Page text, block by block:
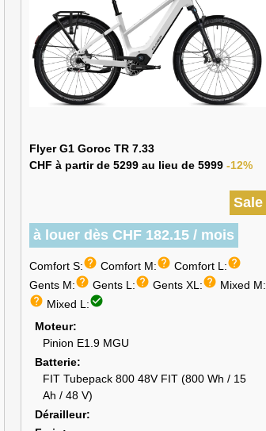
Flyer G1 Goroc TR 7.33
CHF à partir de 5299 au lieu de 5999 -12%
Sale
à louer dès CHF 182.15 / mois
Comfort S:help Comfort M:help Comfort L:help
Gents M:help Gents L:help Gents XL:help Mixed M:
help Mixed L:check_circle
Moteur
Pinion E1.9 MGU
Batterie
FIT Tubepack 800 48V FIT (800 Wh / 15
Ah / 48 V)
Dérailleur